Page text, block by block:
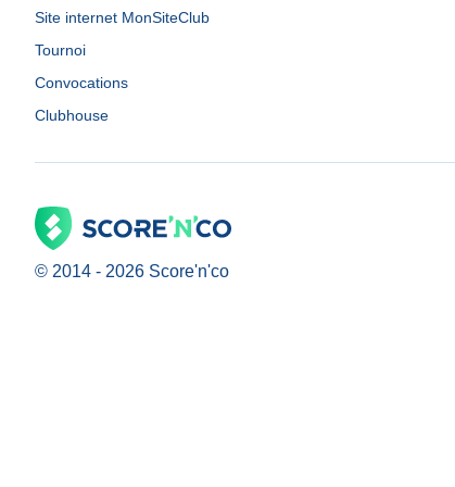
Site internet MonSiteClub
Tournoi
Convocations
Clubhouse
© 2014 - 2026 Score'n'co